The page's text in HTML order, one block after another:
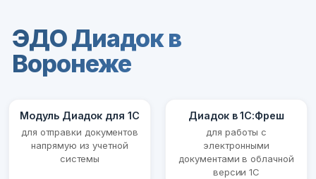
ЭДО Диадок в
Воронеже
Модуль Диадок для 1С
для отправки документов
напрямую из учетной
системы
Диадок в 1С:Фреш
для работы с
электронными
документами в облачной
версии 1С